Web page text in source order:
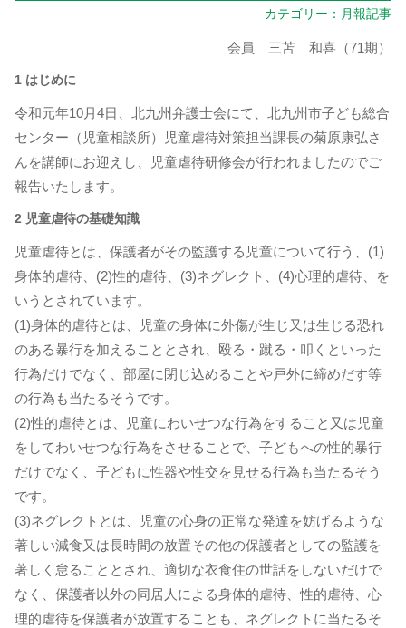
カテゴリー： 月報記事
会員 三苫 和喜（71期）
1 はじめに
令和元年10月4日、北九州弁護士会にて、北九州市子ども総合
センター（児童相談所）児童虐待対策担当課長の菊原康弘さ
んを講師にお迎えし、児童虐待研修会が行われましたのでご
報告いたします。
2 児童虐待の基礎知識
児童虐待とは、保護者がその監護する児童について行う、(1)
身体的虐待、(2)性的虐待、(3)ネグレクト、(4)心理的虐待、を
いうとされています。
(1)身体的虐待とは、児童の身体に外傷が生じ又は生じる恐れ
のある暴行を加えることとされ、殴る・蹴る・叩くといった
行為だけでなく、部屋に閉じ込めることや戸外に締めだす等
の行為も当たるそうです。
(2)性的虐待とは、児童にわいせつな行為をすること又は児童
をしてわいせつな行為をさせることで、子どもへの性的暴行
だけでなく、子どもに性器や性交を見せる行為も当たるそう
です。
(3)ネグレクトとは、児童の心身の正常な発達を妨げるような
著しい減食又は長時間の放置その他の保護者としての監護を
著しく怠ることとされ、適切な衣食住の世話をしないだけで
なく、保護者以外の同居人による身体的虐待、性的虐待、心
理的虐待を保護者が放置することも、ネグレクトに当たるそ